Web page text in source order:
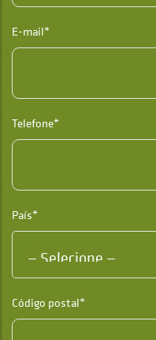
E-mail*
Telefone*
País*
Código postal*